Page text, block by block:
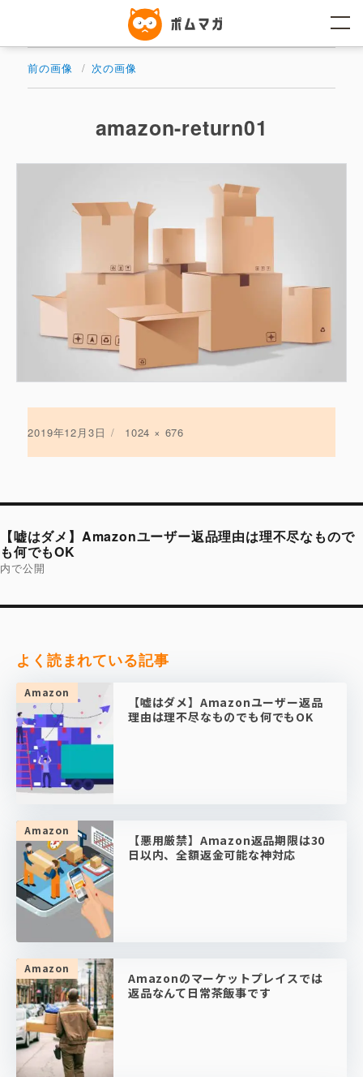
ン
前の画像 次の画像
amazon-return01
投
2019年12月3日
フ
ズ
1024 × 676
投
ナ
ビ
ゲ
ー
ョ
【嘘はダメ】Amazonユーザー返品理由は理不尽なもので
も何でもOK
内で公開
よく読まれている記事
Amazon
【嘘はダメ】Amazonユーザー返品
理由は理不尽なものでも何でもOK
Amazon
【悪用厳禁】Amazon返品期限は30
日以内、全額返金可能な神対応
Amazon
Amazonのマーケットプレイスでは
返品なんて日常茶飯事です